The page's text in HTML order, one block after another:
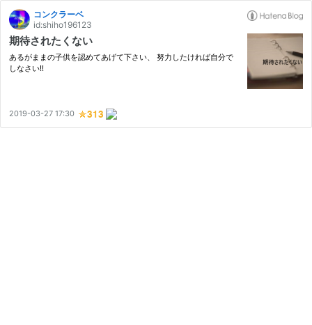
コンクラーベ
id:shiho196123
期待されたくない
あるがままの子供を認めてあげて下さい、 努力したければ自分で
しなさい!!
2019-03-27 17:30